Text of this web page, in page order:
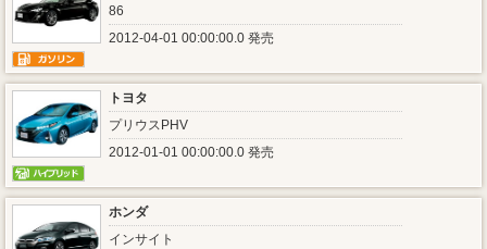
86
2012-04-01 00:00:00.0 発売
トヨタ
プリウスPHV
2012-01-01 00:00:00.0 発売
ホンダ
インサイト